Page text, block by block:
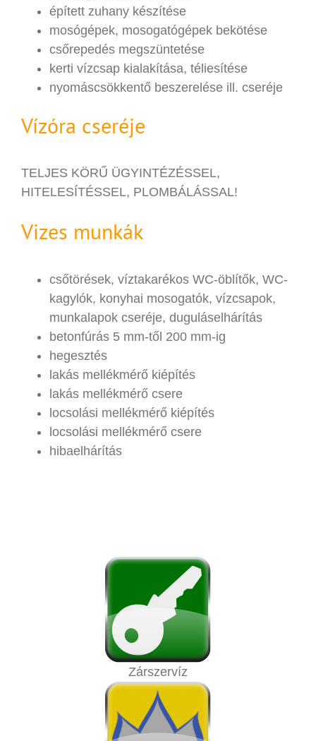
épített zuhany készítése
mosógépek, mosogatógépek bekötése
csőrepedés megszüntetése
kerti vízcsap kialakítása, téliesítése
nyomáscsökkentő beszerelése ill. cseréje
Vízóra cseréje
TELJES KÖRŰ ÜGYINTÉZÉSSEL,
HITELESÍTÉSSEL, PLOMBÁLÁSSAL!
Vizes munkák
csőtörések, víztakarékos WC-öblítők, WC-
kagylók, konyhai mosogatók, vízcsapok,
munkalapok cseréje, duguláselhárítás
betonfúrás 5 mm-től 200 mm-ig
hegesztés
lakás mellékmérő kiépítés
lakás mellékmérő csere
locsolási mellékmérő kiépítés
locsolási mellékmérő csere
hibaelhárítás
Zárszervíz